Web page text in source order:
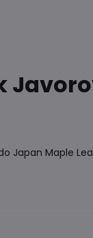
Japan Maple